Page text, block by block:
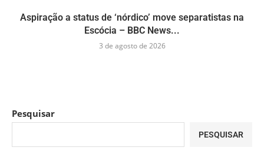
Aspiração a status de ‘nórdico’ move separatistas na
Escócia – BBC News...
3 de agosto de 2026
Pesquisar
PESQUISAR